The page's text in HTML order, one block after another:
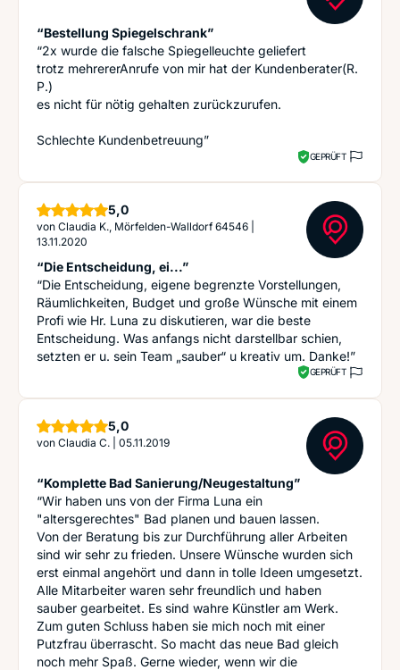
“Bestellung Spiegelschrank”
“2x wurde die falsche Spiegelleuchte geliefert
trotz mehrererAnrufe von mir hat der Kundenberater(R.
P.)
es nicht für nötig gehalten zurückzurufen.
Schlechte Kundenbetreuung”
GEPRÜFT
5,0Sterne
von Claudia K., Mörfelden-Walldorf 64546
13.11.2020
“Die Entscheidung, ei...”
“Die Entscheidung, eigene begrenzte Vorstellungen,
Räumlichkeiten, Budget und große Wünsche mit einem
Profi wie Hr. Luna zu diskutieren, war die beste
Entscheidung. Was anfangs nicht darstellbar schien,
setzten er u. sein Team „sauber“ u kreativ um. Danke!”
GEPRÜFT
5,0Sterne
von Claudia C. 05.11.2019
“Komplette Bad Sanierung/Neugestaltung”
“Wir haben uns von der Firma Luna ein
"altersgerechtes" Bad planen und bauen lassen.
Von der Beratung bis zur Durchführung aller Arbeiten
sind wir sehr zu frieden. Unsere Wünsche wurden sich
erst einmal angehört und dann in tolle Ideen umgesetzt.
Alle Mitarbeiter waren sehr freundlich und haben
sauber gearbeitet. Es sind wahre Künstler am Werk.
Zum guten Schluss haben sie mich noch mit einer
Putzfrau überrascht. So macht das neue Bad gleich
noch mehr Spaß. Gerne wieder, wenn wir die